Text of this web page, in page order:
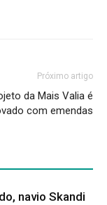
Próximo artigo
da Mais Valia é
com emendas
navio Skandi